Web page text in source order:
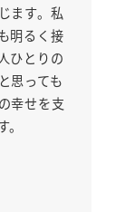
ます。私
明るく接
ひとりの
思っても
幸せを支